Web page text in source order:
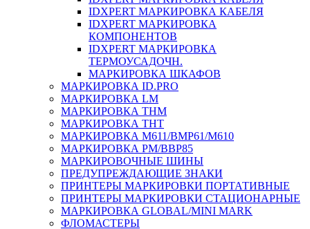
IDXPERT МАРКИРОВКА КАБЕЛЯ
IDXPERT МАРКИРОВКА
КОМПОНЕНТОВ
IDXPERT МАРКИРОВКА
ТЕРМОУСАДОЧН.
МАРКИРОВКА ШКАФОВ
МАРКИРОВКА ID.PRO
МАРКИРОВКА LM
МАРКИРОВКА THM
МАРКИРОВКА THT
МАРКИРОВКА M611/BMP61/M610
МАРКИРОВКА PM/BBP85
МАРКИРОВОЧНЫЕ ШИНЫ
ПРЕДУПРЕЖДАЮЩИЕ ЗНАКИ
ПРИНТЕРЫ МАРКИРОВКИ ПОРТАТИВНЫЕ
ПРИНТЕРЫ МАРКИРОВКИ СТАЦИОНАРНЫЕ
МАРКИРОВКА GLOBAL/MINI MARK
ФЛОМАСТЕРЫ